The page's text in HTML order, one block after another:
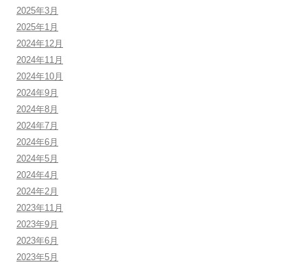
2025年3月
2025年1月
2024年12月
2024年11月
2024年10月
2024年9月
2024年8月
2024年7月
2024年6月
2024年5月
2024年4月
2024年2月
2023年11月
2023年9月
2023年6月
2023年5月